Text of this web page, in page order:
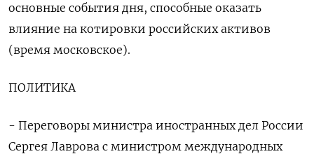
основные события дня, способные оказать
влияние на котировки российских активов
(время московское).
ПОЛИТИКА
- Переговоры министра иностранных дел России
⁠Сергея Лаврова с министром международных